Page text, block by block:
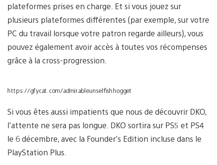
plateformes prises en charge. Et si vous jouez sur
plusieurs plateformes différentes (par exemple, sur votre
PC du travail lorsque votre patron regarde ailleurs), vous
pouvez également avoir accès à toutes vos récompenses
grâce à la cross-progression.
https://gfycat.com/admirableunselfishhogget
Si vous êtes aussi impatients que nous de découvrir DKO,
l’attente ne sera pas longue. DKO sortira sur PS5 et PS4
le 6 décembre, avec la Founder’s Edition incluse dans le
PlayStation Plus.